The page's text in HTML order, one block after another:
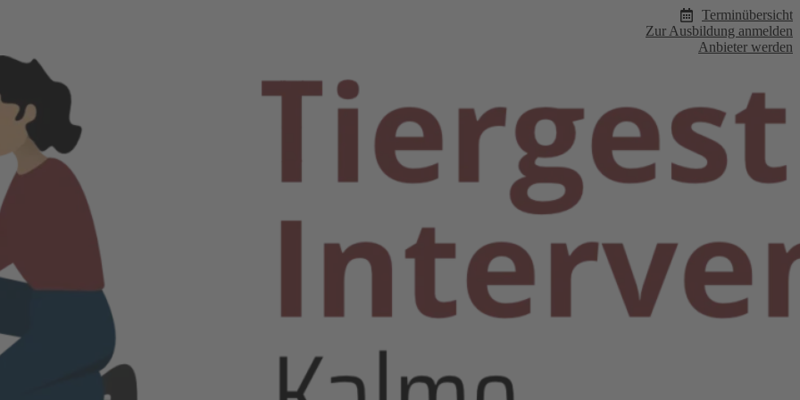
Terminübersicht
Zur Ausbildung anmelden
Anbieter werden